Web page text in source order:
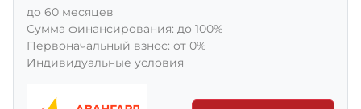
до 60 месяцев
Сумма финансирования: до 100%
Первоначальный взнос: от 0%
Индивидуальные условия